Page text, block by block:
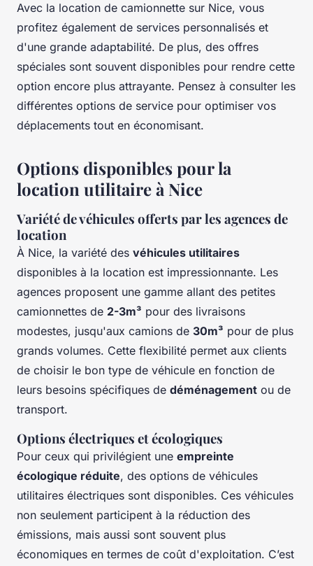
Avec la location de camionnette sur Nice, vous
profitez également de services personnalisés et
d'une grande adaptabilité. De plus, des offres
spéciales sont souvent disponibles pour rendre cette
option encore plus attrayante. Pensez à consulter les
différentes options de service pour optimiser vos
déplacements tout en économisant.
Options disponibles pour la
location utilitaire à Nice
Variété de véhicules offerts par les agences de
location
À Nice, la variété des véhicules utilitaires
disponibles à la location est impressionnante. Les
agences proposent une gamme allant des petites
camionnettes de 2-3m³ pour des livraisons
modestes, jusqu'aux camions de 30m³ pour de plus
grands volumes. Cette flexibilité permet aux clients
de choisir le bon type de véhicule en fonction de
leurs besoins spécifiques de déménagement ou de
transport.
Options électriques et écologiques
Pour ceux qui privilégient une empreinte
écologique réduite, des options de véhicules
utilitaires électriques sont disponibles. Ces véhicules
non seulement participent à la réduction des
émissions, mais aussi sont souvent plus
économiques en termes de coût d'exploitation. C’est